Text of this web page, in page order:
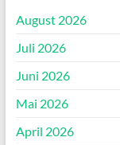
August 2026
Juli 2026
Juni 2026
Mai 2026
April 2026